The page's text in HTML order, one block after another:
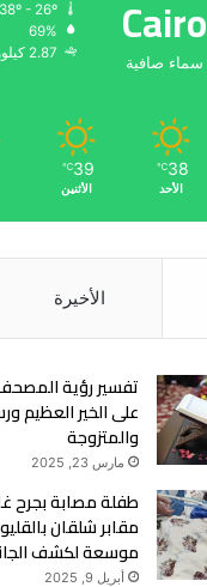
Cairo
سماء صافية
69%
2.87 كيلومتر/ساعة
38
℃
الأحد
39
℃
الأثنين
الأخيرة
تفسير رؤية
على الخير العظيم
والمتزوجة
مارس 23, 2025
طفلة مصابة بجرح
مقابر شلقان
موسعة لكشف
أبريل 9, 2025